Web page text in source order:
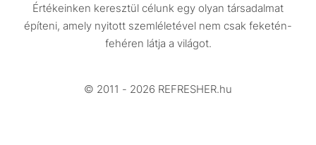
Design
Beszélgetések
Videó
Értékeinken keresztül célunk egy olyan társadalmat
építeni, amely nyitott szemléletével nem csak feketén-
fehéren látja a világot.
© 2011 - 2026 REFRESHER.hu